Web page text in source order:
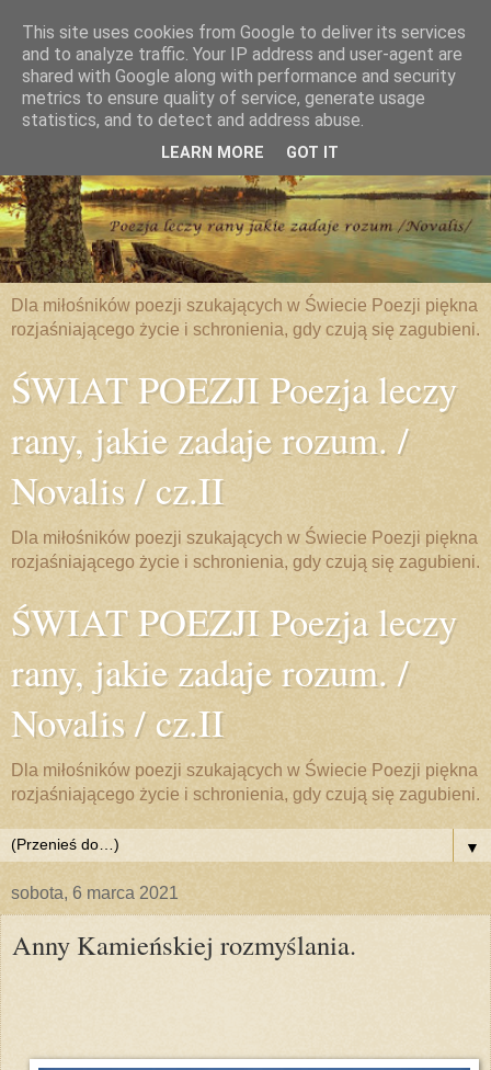
Dla miłośników poezji szukających w Świecie Poezji piękna
rozjaśniającego życie i schronienia, gdy czują się zagubieni.
ŚWIAT POEZJI Poezja leczy
rany, jakie zadaje rozum. /
Novalis / cz.II
Dla miłośników poezji szukających w Świecie Poezji piękna
rozjaśniającego życie i schronienia, gdy czują się zagubieni.
ŚWIAT POEZJI Poezja leczy
rany, jakie zadaje rozum. /
Novalis / cz.II
Dla miłośników poezji szukających w Świecie Poezji piękna
rozjaśniającego życie i schronienia, gdy czują się zagubieni.
▼
sobota, 6 marca 2021
Anny Kamieńskiej rozmyślania.
This site uses cookies from Google to deliver its services
and to analyze traffic. Your IP address and user-agent are
shared with Google along with performance and security
metrics to ensure quality of service, generate usage
statistics, and to detect and address abuse.
LEARN MORE GOT IT